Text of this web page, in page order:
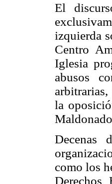
El
izquierda
Centro
Iglesia
abusos
la
Decenas
como los
Derechos